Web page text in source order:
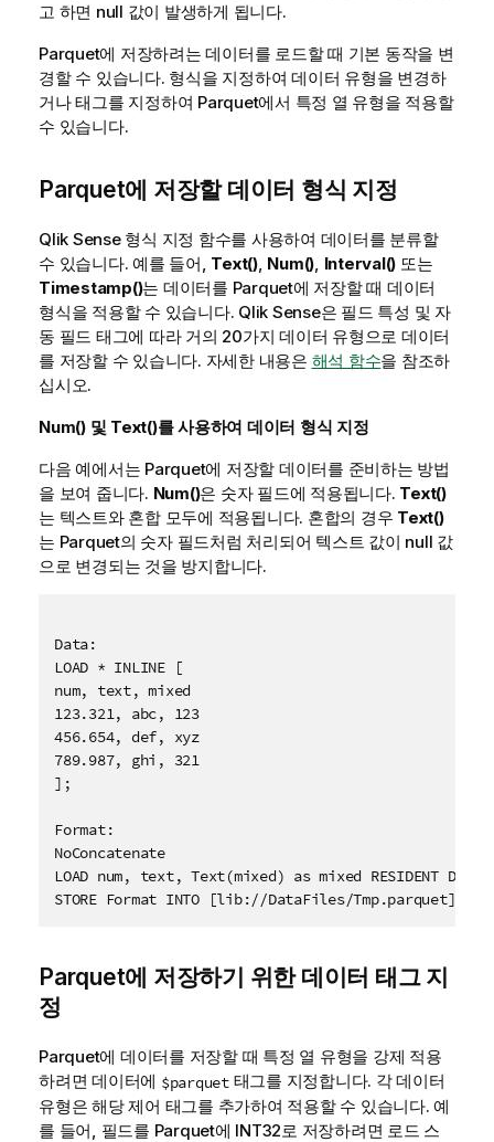
고 하면 null 값이 발생하게 됩니다.
Parquet에 저장하려는 데이터를 로드할 때 기본 동작을 변
경할 수 있습니다. 형식을 지정하여 데이터 유형을 변경하
거나 태그를 지정하여 Parquet에서 특정 열 유형을 적용할
수 있습니다.
Parquet에 저장할 데이터 형식 지정
Qlik Sense형식 지정 함수를 사용하여 데이터를 분류할
수 있습니다. 예를 들어, Text(), Num(), Interval() 또는
Timestamp()는 데이터를 Parquet에 저장할 때 데이터
형식을 적용할 수 있습니다. Qlik Sense은 필드 특성 및 자
동 필드 태그에 따라 거의 20가지 데이터 유형으로 데이터
를 저장할 수 있습니다. 자세한 내용은 해석 함수을 참조하
십시오.
Num()및 Text()를 사용하여 데이터 형식 지정
다음 예에서는 Parquet에 저장할 데이터를 준비하는 방법
을 보여 줍니다. Num()은 숫자 필드에 적용됩니다. Text()
는 텍스트와 혼합 모두에 적용됩니다. 혼합의 경우 Text()
는 Parquet의 숫자 필드처럼 처리되어 텍스트 값이 null 값
으로 변경되는 것을 방지합니다.
Data:
LOAD * INLINE [
num, text, mixed
123.321, abc, 123
456.654, def, xyz
789.987, ghi, 321
];
Format:
NoConcatenate
Parquet에 저장하기 위한 데이터 태그 지
정
Parquet에 데이터를 저장할 때 특정 열 유형을 강제 적용
하려면 데이터에 $parquet태그를 지정합니다. 각 데이터
유형은 해당 제어 태그를 추가하여 적용할 수 있습니다. 예
를 들어, 필드를 Parquet에 INT32로 저장하려면 로드 스